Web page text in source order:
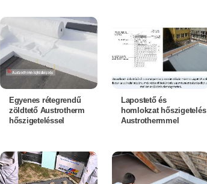
Egyenes rétegrendű
zöldtető Austrotherm
hőszigeteléssel
Lapostető és
homlokzat hőszigetelés
Austrothermmel